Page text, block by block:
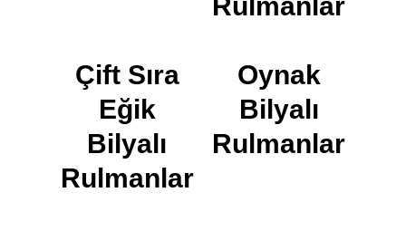
Çift Sıra
Eğik
Bilyalı
Rulmanlar
Oynak
Bilyalı
Rulmanlar